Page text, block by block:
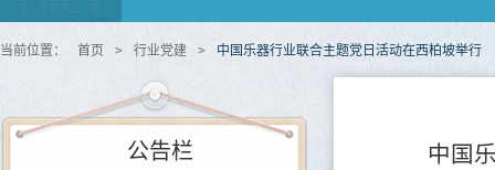
当前位置： 首页 > 行业党建 > 中国乐器行业联合主题党日活动在西柏坡举行
公告栏 中国